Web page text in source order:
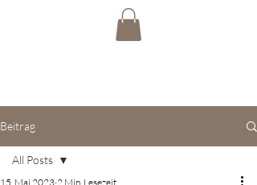
Beitrag
All Posts
15. Mai 2023 2 Min. Lesezeit